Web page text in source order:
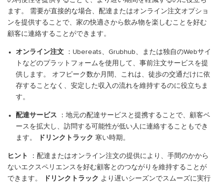
ます。 需要が直接的な場合、配達またはオンライン注文オプショ
ンを提供することで、家の快適さから飲み物を楽しむことを好む
顧客に連絡することができます。
オンライン注文
：Ubereats、Grubhub、または独自のWebサイ
トなどのプラットフォームを使用して、事前注文サービスを提
供します。 オフピーク数か月間、これは、徒歩の交通だけに依
存することなく、安定した収入の流れを維持するのに役立ちま
す。
配達サービス
：地元の配達サービスと提携することで、顧客ベ
ースを拡大し、訪問する可能性が低い人に連絡することもでき
ます。
ドリンクトラック 寒い時期。
ヒント
：配達またはオンライン注文の提供により、手間のかから
ないエクスペリエンスを好む顧客とのつながりを維持することが
できます。
ドリンクトラック より遅いシーズンでスムーズに実行